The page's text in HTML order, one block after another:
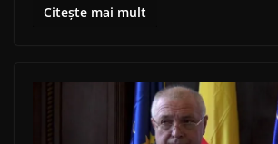
Citește mai mult